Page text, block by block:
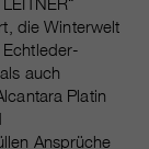
die Winterwelt
auch
Platin
Ansprüche